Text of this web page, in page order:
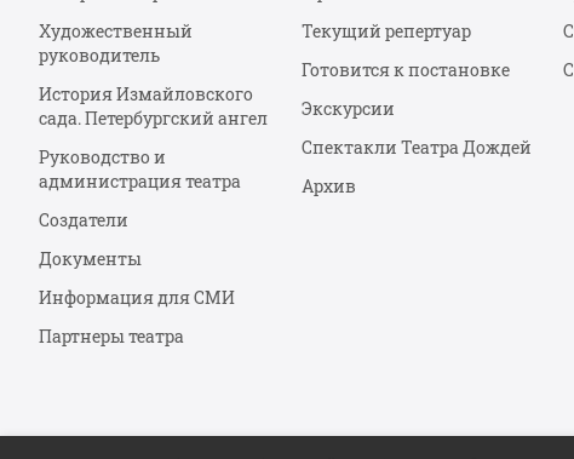
Художественный
руководитель
История Измайловского
сада. Петербургский ангел
Руководство и
администрация театра
Создатели
Документы
Информация для СМИ
Партнеры театра
Текущий репертуар
Готовится к постановке
Экскурсии
Спектакли Театра Дождей
Архив